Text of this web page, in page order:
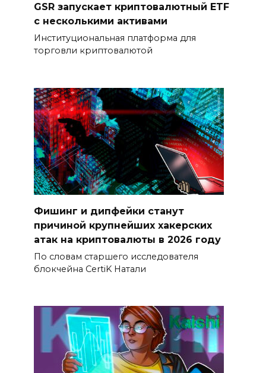
GSR запускает криптовалютный ETF
с несколькими активами
Институциональная платформа для
торговли криптовалютой
Фишинг и дипфейки станут
причиной крупнейших хакерских
атак на криптовалюты в 2026 году
По словам старшего исследователя
блокчейна CertiK Натали